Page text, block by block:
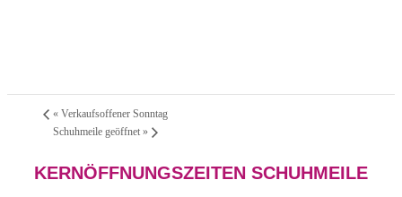
« Verkaufsoffener Sonntag
Schuhmeile geöffnet »
KERNÖFFNUNGSZEITEN SCHUHMEILE